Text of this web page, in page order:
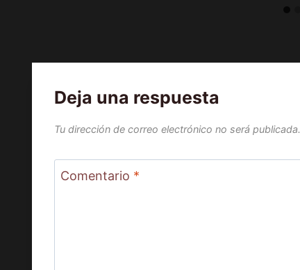
Deja una respuesta
Tu dirección de correo electrónico no será publicada.
Comentario *